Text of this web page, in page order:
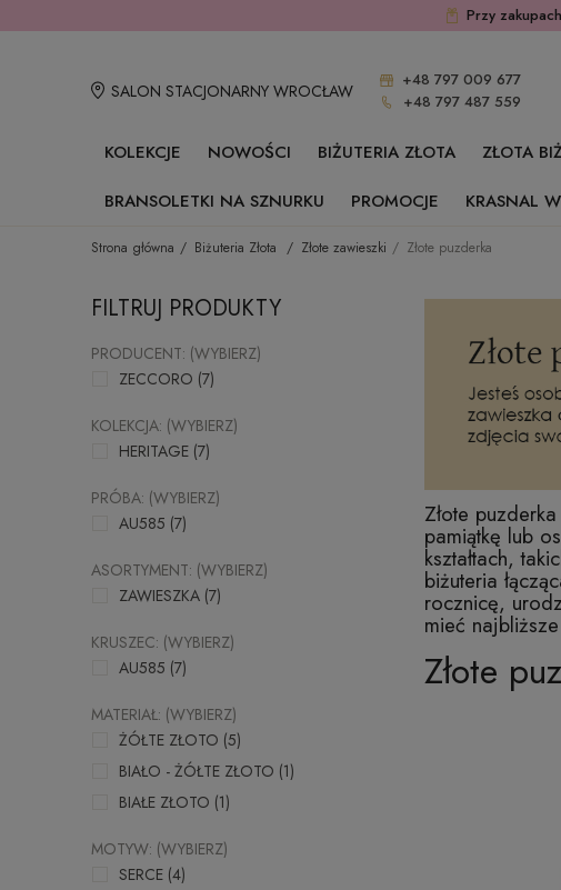
Przy
SALON STACJONARNY WROCŁAW
+48 797 009 677
+48 797 487 559
KOLEKCJE NOWOŚCI BIŻUTERIA ZŁOTA ZŁOTA
BRANSOLETKI NA SZNURKU
PROMOCJE KRASNAL
Strona główna Biżuteria Złota Złote zawieszki Złote puzderka
FILTRUJ PRODUKTY
PRODUCENT: (WYBIERZ)
ZECCORO (7)
KOLEKCJA: (WYBIERZ)
HERITAGE (7)
PRÓBA: (WYBIERZ)
AU585 (7)
ASORTYMENT: (WYBIERZ)
ZAWIESZKA (7)
KRUSZEC: (WYBIERZ)
AU585 (7)
MATERIAŁ: (WYBIERZ)
ŻÓŁTE ZŁOTO (5)
BIAŁO - ŻÓŁTE ZŁOTO (1)
BIAŁE ZŁOTO (1)
MOTYW: (WYBIERZ)
SERCE (4)
Złote
pamiątkę lub
kształtach,
biżuteria
rocznicę,
mieć
Złote